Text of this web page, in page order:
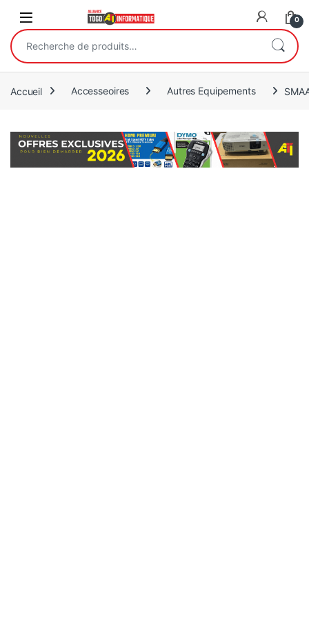
Open 0
Recherche pour :
Accueil Accesseoires Autres Equipements